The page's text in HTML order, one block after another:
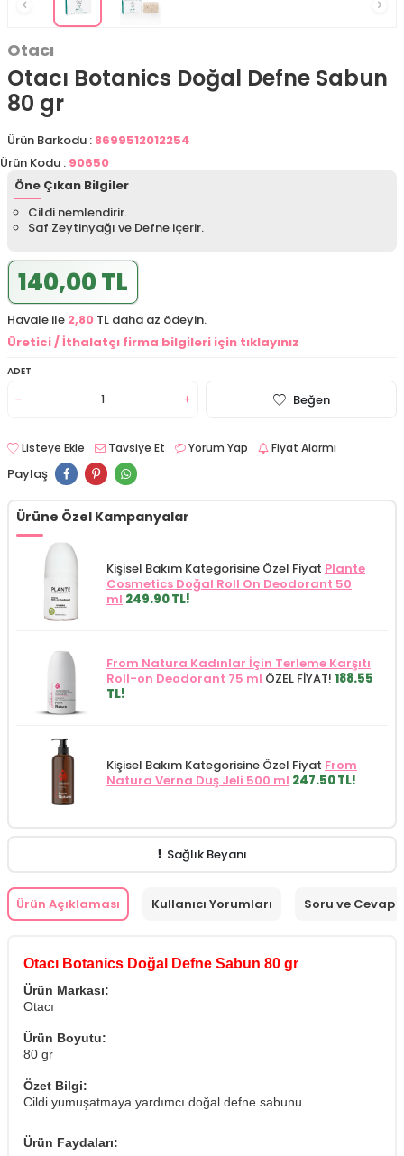
Otacı
Otacı Botanics Doğal Defne Sabun
80 gr
Ürün Barkodu : 8699512012254
Ürün Kodu : 90650
Öne Çıkan Bilgiler
Cildi nemlendirir.
Saf Zeytinyağı ve Defne içerir.
140,00 TL
Havale ile 2,80 TL daha az ödeyin.
Üretici / İthalatçı firma bilgileri için tıklayınız
ADET
Beğen
Listeye Ekle Tavsiye Et Yorum Yap Fiyat Alarmı
Paylaş
Ürüne Özel Kampanyalar
Kişisel Bakım Kategorisine Özel Fiyat Plante
Cosmetics Doğal Roll On Deodorant 50
ml 249.90 TL!
From Natura Kadınlar İçin Terleme Karşıtı
Roll-on Deodorant 75 ml ÖZEL FİYAT! 188.55
TL!
Kişisel Bakım Kategorisine Özel Fiyat From
Natura Verna Duş Jeli 500 ml 247.50 TL!
Sağlık Beyanı
Ürün Açıklaması Kullanıcı Yorumları Soru ve Cevap
Otacı Botanics Doğal Defne Sabun 80 gr
Ürün Markası:
Otacı
Ürün Boyutu:
80 gr
Özet Bilgi:
Cildi yumuşatmaya yardımcı doğal defne sabunu
Ürün Faydaları: